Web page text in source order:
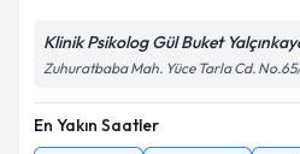
Klinik Psikolog Gül Buket
Zuhuratbaba Mah. Yüce Tarla Cd.
En Yakın Saatler